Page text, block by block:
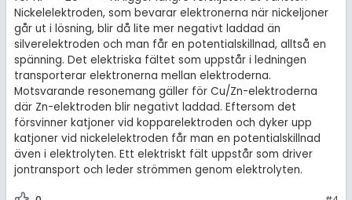
Nickelelektroden, som bevarar elektronerna när nickeljoner
går ut i lösning, blir då lite mer negativt laddad än
silverelektroden och man får en potentialskillnad, alltså en
spänning. Det elektriska fältet som uppstår i ledningen
transporterar elektronerna mellan elektroderna.
Motsvarande resonemang gäller för Cu/Zn-elektroderna
där Zn-elektroden blir negativt laddad. Eftersom det
försvinner katjoner vid kopparelektroden och dyker upp
katjoner vid nickelelektroden får man en potentialskillnad
även i elektrolyten. Ett elektriskt fält uppstår som driver
jontransport och leder strömmen genom elektrolyten.